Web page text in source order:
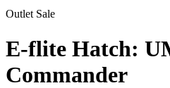
Outlet Sale
E-flite Hatch:
Commander